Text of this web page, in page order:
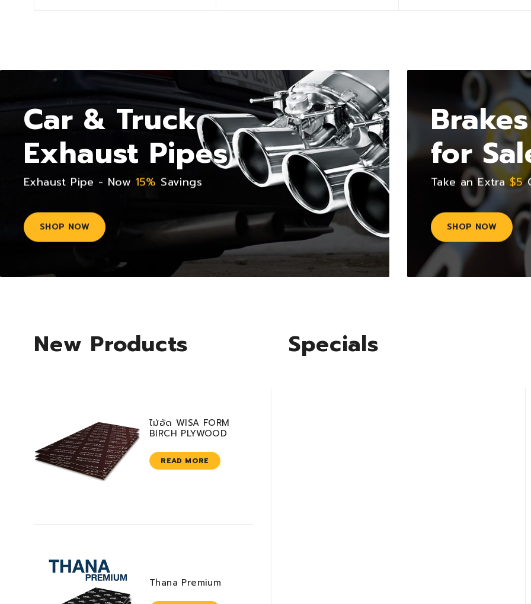
Car & Truck
Exhaust Pipes
Exhaust Pipe - Now 15% Savings
SHOP NOW
for
Take an Extra$5
SHOP NOW
New Products Specials
ไม้อัด WISA FORM
BIRCH PLYWOOD
READ MORE
Thana Premium